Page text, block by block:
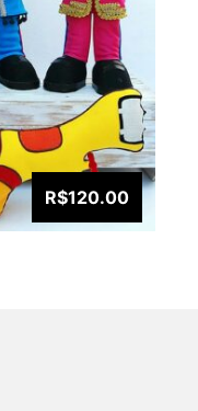
R$120.00